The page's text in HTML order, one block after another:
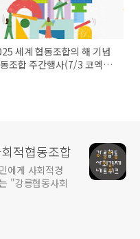
세계 협동조합의 해 기념
조합 주간행사(7/3 코엑스
적협동조합
에게 사회적경
"강릉협동사회